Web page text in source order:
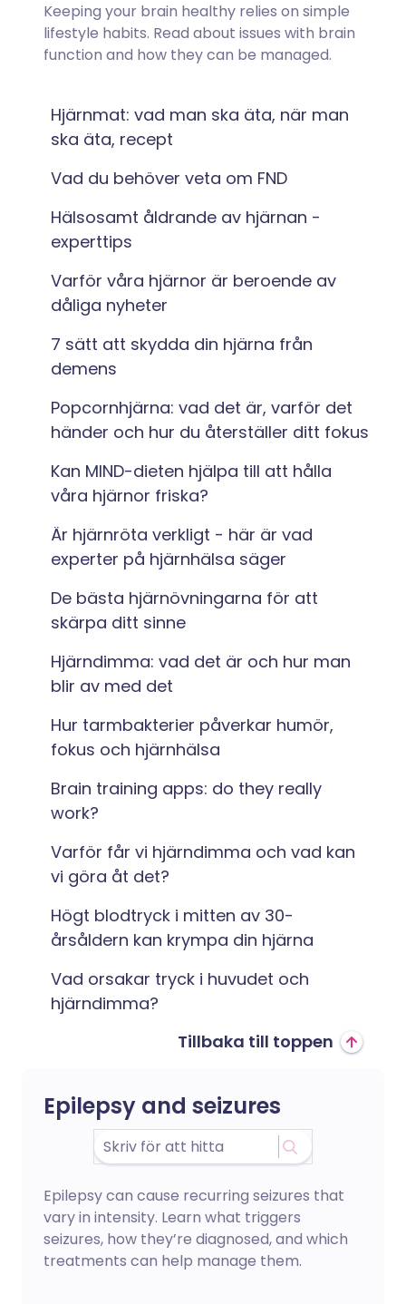
Keeping your brain healthy relies on simple
lifestyle habits. Read about issues with brain
function and how they can be managed.
Hjärnmat: vad man ska äta, när man
ska äta, recept
Vad du behöver veta om FND
Hälsosamt åldrande av hjärnan -
experttips
Varför våra hjärnor är beroende av
dåliga nyheter
7 sätt att skydda din hjärna från
demens
Popcornhjärna: vad det är, varför det
händer och hur du återställer ditt fokus
Kan MIND-dieten hjälpa till att hålla
våra hjärnor friska?
Är hjärnröta verkligt - här är vad
experter på hjärnhälsa säger
De bästa hjärnövningarna för att
skärpa ditt sinne
Hjärndimma: vad det är och hur man
blir av med det
Hur tarmbakterier påverkar humör,
fokus och hjärnhälsa
Brain training apps: do they really
work?
Varför får vi hjärndimma och vad kan
vi göra åt det?
Högt blodtryck i mitten av 30-
årsåldern kan krympa din hjärna
Vad orsakar tryck i huvudet och
hjärndimma?
Tillbaka till toppen
Epilepsy and seizures
Epilepsy can cause recurring seizures that
vary in intensity. Learn what triggers
seizures, how they’re diagnosed, and which
treatments can help manage them.